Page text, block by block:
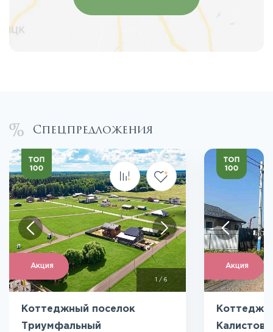
Спецпредложения
Акция
1 / 6
Коттеджный поселок
Триумфальный
Акция
Калистово